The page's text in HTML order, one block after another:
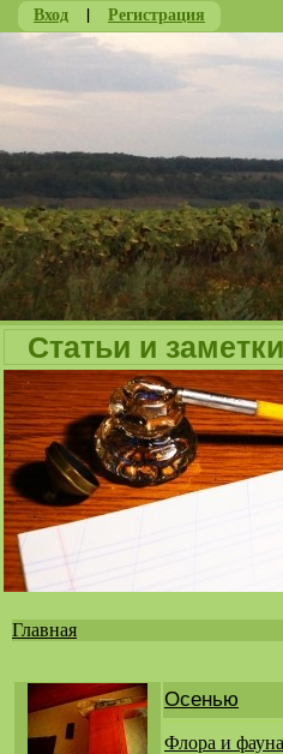
Вход | Регистрация
Статьи и заметки
здесь
Главная
Осенью
Флора и фауна